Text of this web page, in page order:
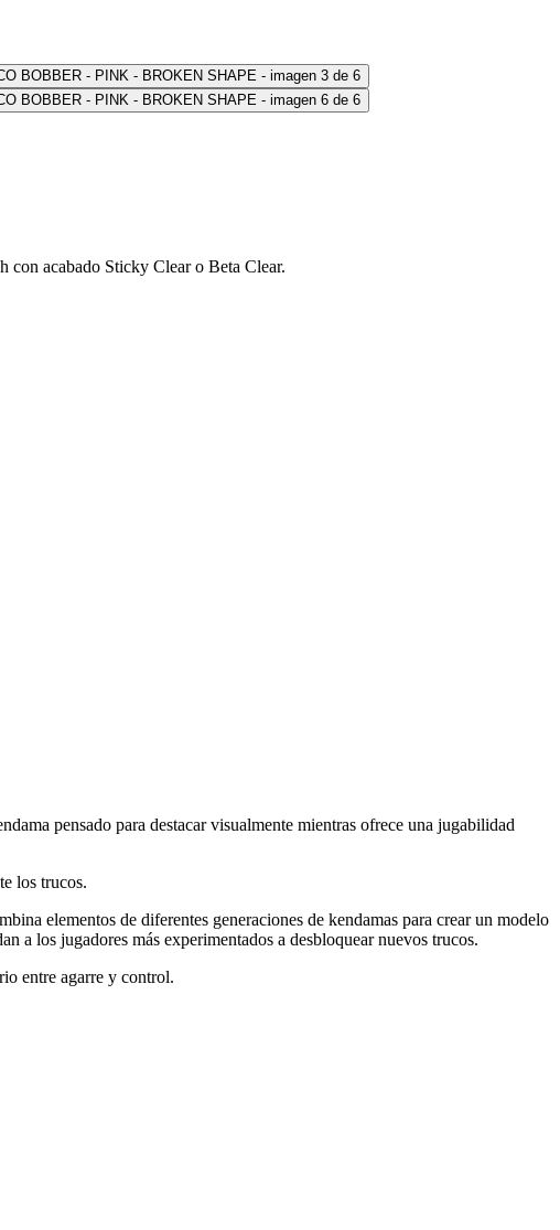
con acabado Sticky Clear o Beta Clear.
pensado para destacar visualmente mientras ofrece una jugabilidad
los trucos.
elementos de diferentes generaciones de kendamas para crear un modelo
a los jugadores más experimentados a desbloquear nuevos trucos.
entre agarre y control.